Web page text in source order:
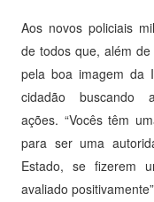
Aos novos policiais
de todos que, além
pela boa imagem da
cidadão buscando
ações. “Vocês têm
para ser uma
Estado, se fizerem
avaliado